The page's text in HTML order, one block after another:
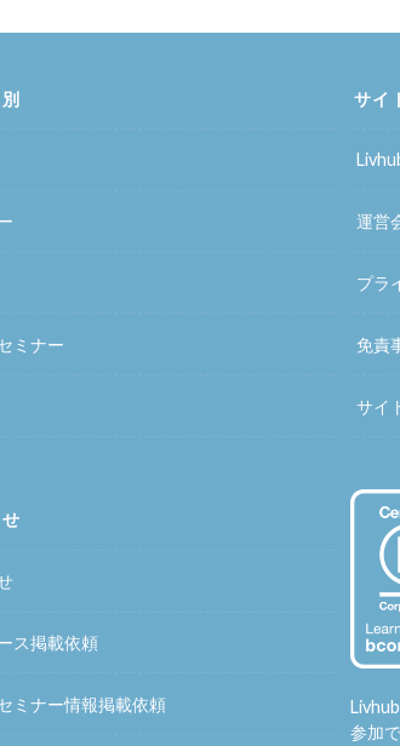
ミナー
ス掲載依頼
ミナー情報掲載依頼
サイ
運営
プラ
免責
サイ
参加